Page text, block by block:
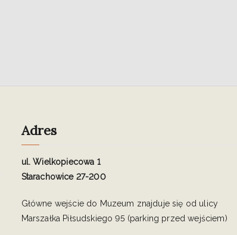
Adres
ul. Wielkopiecowa 1
Starachowice 27-200
Główne wejście do Muzeum znajduje się od ulicy
Marszałka Piłsudskiego 95 (parking przed wejściem)